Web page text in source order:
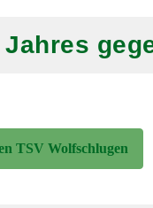
TSV Wolfschlugen